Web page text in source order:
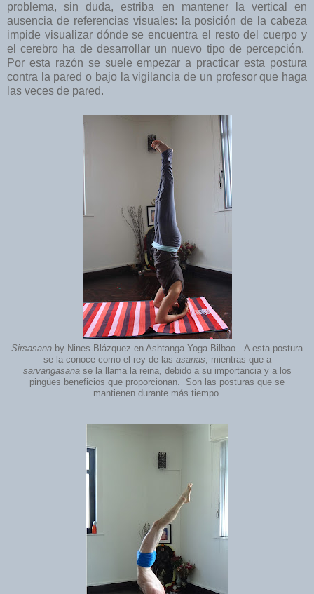
problema, sin duda, estriba en mantener la vertical en
ausencia de referencias visuales: la posición de la cabeza
impide visualizar dónde se encuentra el resto del cuerpo y
el cerebro ha de desarrollar un nuevo tipo de percepción.
Por esta razón se suele empezar a practicar esta postura
contra la pared o bajo la vigilancia de un profesor que haga
las veces de pared.
Sirsasana by Nines Blázquez en Ashtanga Yoga Bilbao. A esta postura
se la conoce como el rey de las asanas, mientras que a
sarvangasanase la llama la reina, debido a su importancia y a los
pingües beneficios que proporcionan. Son las posturas que se
mantienen durante más tiempo.